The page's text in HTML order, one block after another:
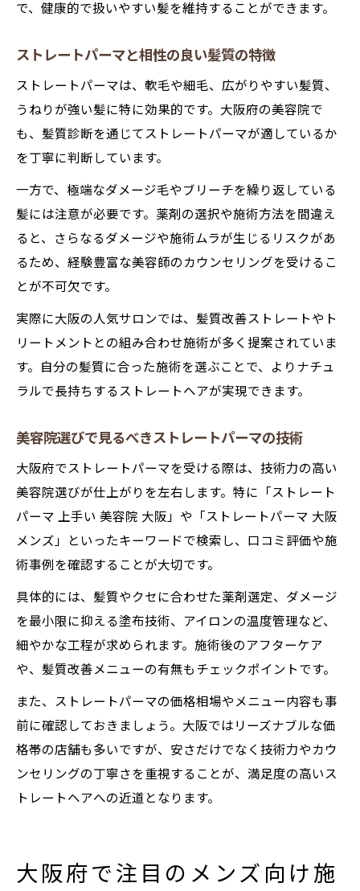
で、健康的で扱いやすい髪を維持することができます。
ストレートパーマと相性の良い髪質の特徴
ストレートパーマは、軟毛や細毛、広がりやすい髪質、
うねりが強い髪に特に効果的です。大阪府の美容院で
も、髪質診断を通じてストレートパーマが適しているか
を丁寧に判断しています。
一方で、極端なダメージ毛やブリーチを繰り返している
髪には注意が必要です。薬剤の選択や施術方法を間違え
ると、さらなるダメージや施術ムラが生じるリスクがあ
るため、経験豊富な美容師のカウンセリングを受けるこ
とが不可欠です。
実際に大阪の人気サロンでは、髪質改善ストレートやト
リートメントとの組み合わせ施術が多く提案されていま
す。自分の髪質に合った施術を選ぶことで、よりナチュ
ラルで長持ちするストレートヘアが実現できます。
美容院選びで見るべきストレートパーマの技術
大阪府でストレートパーマを受ける際は、技術力の高い
美容院選びが仕上がりを左右します。特に「ストレート
パーマ 上手い 美容院 大阪」や「ストレートパーマ 大阪
メンズ」といったキーワードで検索し、口コミ評価や施
術事例を確認することが大切です。
具体的には、髪質やクセに合わせた薬剤選定、ダメージ
を最小限に抑える塗布技術、アイロンの温度管理など、
細やかな工程が求められます。施術後のアフターケア
や、髪質改善メニューの有無もチェックポイントです。
また、ストレートパーマの価格相場やメニュー内容も事
前に確認しておきましょう。大阪ではリーズナブルな価
格帯の店舗も多いですが、安さだけでなく技術力やカウ
ンセリングの丁寧さを重視することが、満足度の高いス
トレートヘアへの近道となります。
大阪府で注目のメンズ向け施